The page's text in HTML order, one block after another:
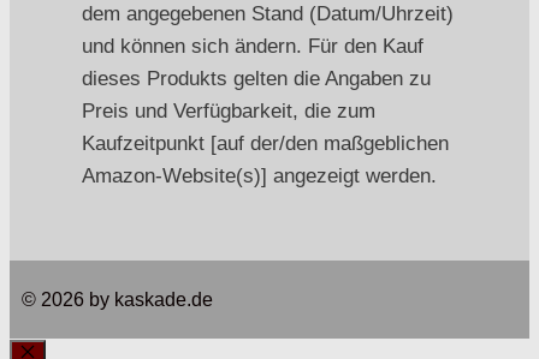
dem angegebenen Stand (Datum/Uhrzeit)
und können sich ändern. Für den Kauf
dieses Produkts gelten die Angaben zu
Preis und Verfügbarkeit, die zum
Kaufzeitpunkt [auf der/den maßgeblichen
Amazon-Website(s)] angezeigt werden.
© 2026 by kaskade.de